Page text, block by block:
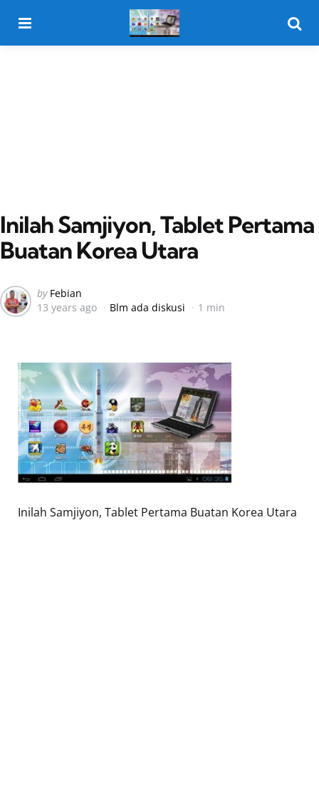
Inilah Samjiyon, Tablet Pertama
Buatan Korea Utara
Posted
by
by Febian
13 years ago
Blm ada diskusi 1 min
Inilah Samjiyon, Tablet Pertama Buatan Korea Utara